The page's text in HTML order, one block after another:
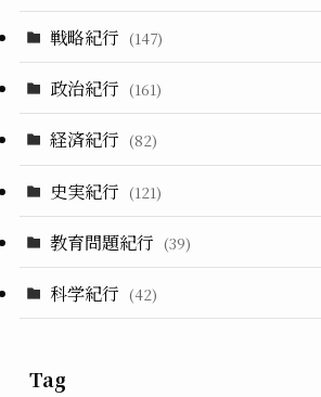
戦略紀行 (147)
政治紀行 (161)
経済紀行 (82)
史実紀行 (121)
教育問題紀行 (39)
科学紀行 (42)
Tag